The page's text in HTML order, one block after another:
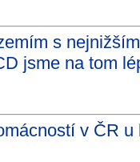
s
jsme na tom
v ČR